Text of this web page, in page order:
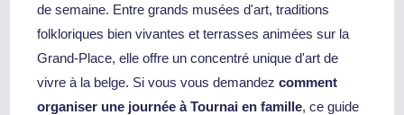
de semaine. Entre grands musées d'art, traditions
folkloriques bien vivantes et terrasses animées sur la
Grand-Place, elle offre un concentré unique d'art de
vivre à la belge. Si vous vous demandezcomment
organiser une journée à Tournai en famille, ce guide